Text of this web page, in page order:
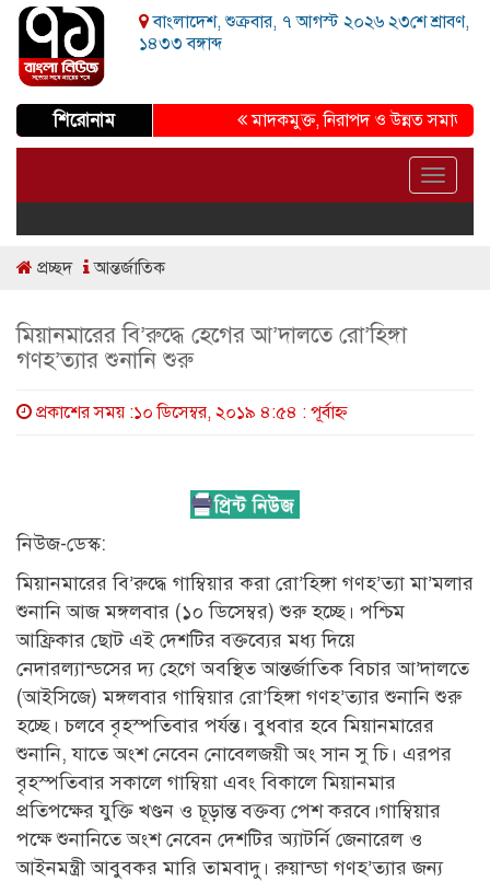
বাংলাদেশ, শুক্রবার, ৭ আগস্ট ২০২৬ ২৩শে শ্রাবণ,
১৪৩৩ বঙ্গাব্দ
শিরোনাম মাদকমুক্ত, নিরাপদ ও উন্নত সমাজ গড়ার
Toggle
প্রচ্ছদ আন্তর্জাতিক
মিয়ানমারের বি’রুদ্ধে হেগের আ’দালতে রো’হিঙ্গা
গণহ’ত্যার শুনানি শুরু
প্রকাশের সময় :১০ ডিসেম্বর, ২০১৯ ৪:৫৪ : পূর্বাহ্ণ
নিউজ-ডেস্ক:
মিয়ানমারের বি’রুদ্ধে গাম্বিয়ার করা রো’হিঙ্গা গণহ’ত্যা মা’মলার
শুনানি আজ মঙ্গলবার (১০ ডিসেম্বর) শুরু হচ্ছে। পশ্চিম
আফ্রিকার ছোট এই দেশটির বক্তব্যের মধ্য দিয়ে
নেদারল্যান্ডসের দ্য হেগে অবস্থিত আন্তর্জাতিক বিচার আ’দালতে
(আইসিজে) মঙ্গলবার গাম্বিয়ার রো’হিঙ্গা গণহ’ত্যার শুনানি শুরু
হচ্ছে। চলবে বৃহস্পতিবার পর্যন্ত। বুধবার হবে মিয়ানমারের
শুনানি, যাতে অংশ নেবেন নোবেলজয়ী অং সান সু চি। এরপর
বৃহস্পতিবার সকালে গাম্বিয়া এবং বিকালে মিয়ানমার
প্রতিপক্ষের যুক্তি খণ্ডন ও চূড়ান্ত বক্তব্য পেশ করবে।গাম্বিয়ার
পক্ষে শুনানিতে অংশ নেবেন দেশটির অ্যাটর্নি জেনারেল ও
আইনমন্ত্রী আবুবকর মারি তামবাদু। রুয়ান্ডা গণহ’ত্যার জন্য